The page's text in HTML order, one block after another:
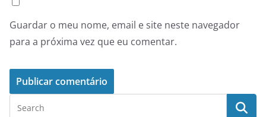
Guardar o meu nome, email e site neste navegador
para a próxima vez que eu comentar.